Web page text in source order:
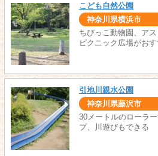
こども自然公園
神奈川県横浜市
ちびっこ動物園、ア
ピクニック広場がおす
引地川親水公園
神奈川県藤沢市
30メートルのローラ
プ、川遊びもできる